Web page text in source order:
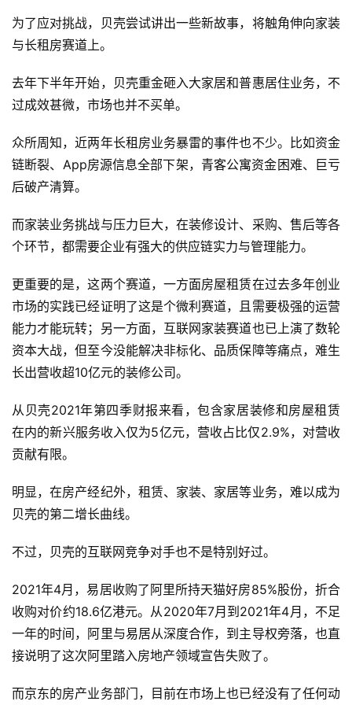
为了应对挑战，贝壳尝试讲出一些新故事，将触角伸向家装
与长租房赛道上。
去年下半年开始，贝壳重金砸入大家居和普惠居住业务，不
过成效甚微，市场也并不买单。
众所周知，近两年长租房业务暴雷的事件也不少。比如资金
链断裂、App房源信息全部下架，青客公寓资金困难、巨亏
后破产清算。
而家装业务挑战与压力巨大，在装修设计、采购、售后等各
个环节，都需要企业有强大的供应链实力与管理能力。
更重要的是，这两个赛道，一方面房屋租赁在过去多年创业
市场的实践已经证明了这是个微利赛道，且需要极强的运营
能力才能玩转；另一方面，互联网家装赛道也已上演了数轮
资本大战，但至今没能解决非标化、品质保障等痛点，难生
长出营收超10亿元的装修公司。
从贝壳2021年第四季财报来看，包含家居装修和房屋租赁
在内的新兴服务收入仅为5亿元，营收占比仅2.9%，对营收
贡献有限。
明显，在房产经纪外，租赁、家装、家居等业务，难以成为
贝壳的第二增长曲线。
不过，贝壳的互联网竞争对手也不是特别好过。
2021年4月，易居收购了阿里所持天猫好房85%股份，折合
收购对价约18.6亿港元。从2020年7月到2021年4月，不足
一年的时间，阿里与易居从深度合作，到主导权旁落，也直
接说明了这次阿里踏入房地产领域宣告失败了。
而京东的房产业务部门，目前在市场上也已经没有了任何动